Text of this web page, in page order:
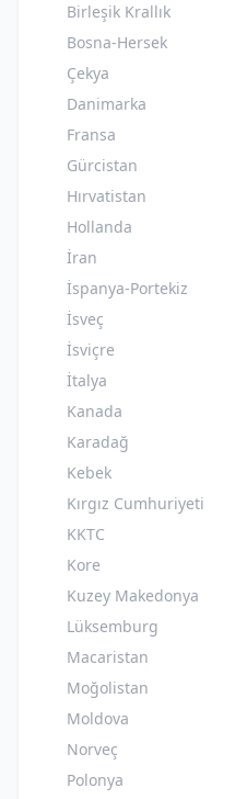
Birleşik Krallık
Bosna-Hersek
Çekya
Danimarka
Fransa
Gürcistan
Hırvatistan
Hollanda
İran
İspanya-Portekiz
İsveç
İsviçre
İtalya
Kanada
Karadağ
Kebek
Kırgız Cumhuriyeti
KKTC
Kore
Kuzey Makedonya
Lüksemburg
Macaristan
Moğolistan
Moldova
Norveç
Polonya